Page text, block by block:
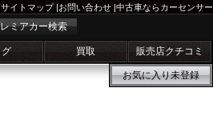
サイトマップ|お問い合わせ |中古車ならカーセンサー
ミアカー検索
買取 販売店クチコミ
お気に入り未登録